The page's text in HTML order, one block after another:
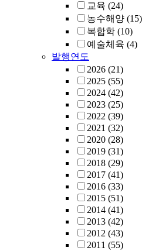
교육 (24)
농수해양 (15)
복합학 (10)
예술체육 (4)
발행연도
2026 (21)
2025 (55)
2024 (42)
2023 (25)
2022 (39)
2021 (32)
2020 (28)
2019 (31)
2018 (29)
2017 (41)
2016 (33)
2015 (51)
2014 (41)
2013 (42)
2012 (43)
2011 (55)